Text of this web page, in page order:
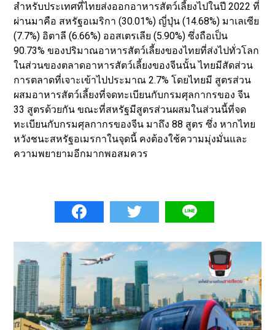
สำหรับประเทศที่ไทยส่งออกอาหารสัตว์เลี้ยงไปในปี 2022 ที่
ผ่านมาคือ สหรัฐอเมริกา (30.01%) ญี่ปุ่น (14.68%) มาเลเซีย
(7.7%) อิตาลี (6.66%) ออสเตรเลีย (5.90%) ซึ่งถือเป็น
90.73% ของปริมาณอาหารสัตว์เลี้ยงของไทยที่ส่งไปทั่วโลก
ในส่วนของตลาดอาหารสัตว์เลี้ยงของจีนนั้น ไทยมีสัดส่วน
การตลาดที่เจาะเข้าไปประมาณ 2.7% โดยไทยมี สูตรส่วน
ผสมอาหารสัตว์เลี้ยงที่จดทะเบียนกับกรมศุลกากรของ จีน
33 สูตรด้วยกัน ขณะที่สหรัฐมีสูตรส่วนผสมในส่วนนี้ที่จด
ทะเบียนกับกรมศุลกากรของจีน มาถึง 88 สูตร ซึ่ง หากไทย
หวังชนะสหรัฐอเมรกาในจุดนี้ คงต้องใช้ความมุ่งมั่นและ
ความพยายามอีกมากพอสมควร